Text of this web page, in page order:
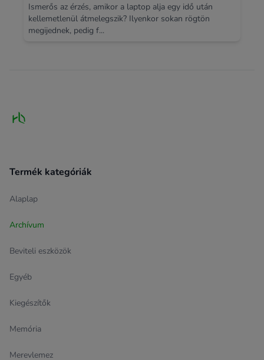
Ismerős az érzés, amikor a laptop alja egy idő után
kellemetlenül átmelegszik? Ilyenkor sokan rögtön
megijednek, pedig f...
Termék kategóriák
Alaplap
Archívum
Beviteli eszközök
Egyéb
Kiegészítők
Memória
Merevlemez